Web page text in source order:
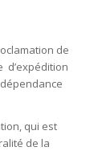
de
d’expédition
qui est
de la